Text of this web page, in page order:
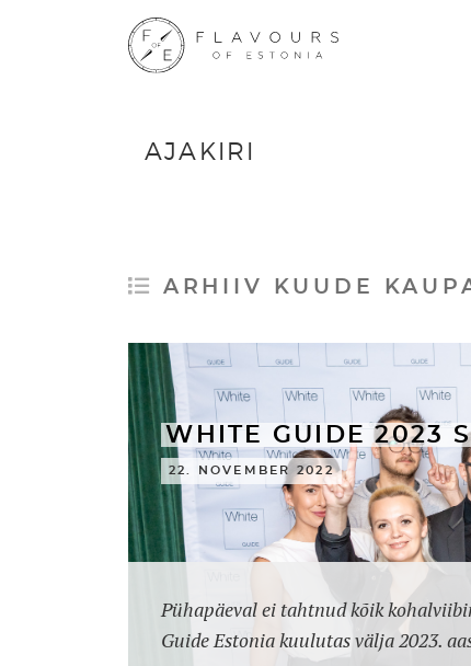
AJAKIRI
ARHIIV KUUDE
WHITE GUIDE 2023
22. NOVEMBER 2022
Pühapäeval ei tahtnud kõik
Guide Estonia kuulutas välja 2023.